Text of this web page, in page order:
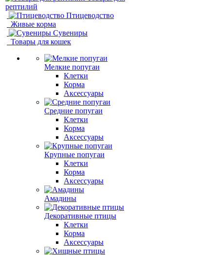
рептилий
Птицеводство
Живые корма
Сувениры
Товары для кошек
Мелкие попугаи
Клетки
Корма
Аксессуары
Средние попугаи
Клетки
Корма
Аксессуары
Крупные попугаи
Клетки
Корма
Аксессуары
Амадины
Декоративные птицы
Клетки
Корма
Аксессуары